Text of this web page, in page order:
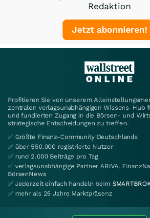
Redaktion
Jetzt abonnieren!
Profitieren Sie von unserem
zentralen verlagsunabhängigen Wissens-Hub
und fundierten Zugang in die Börsen- und
strategische Entscheidungen zu treffen.
✅ Größte Finanz-Community Deutschlands
✅ über 550.000 registrierte Nutzer
✅ rund 2.000 Beiträge pro Tag
✅ verlagsunabhängige Partner ARIVA,
BörsenNews
✅ Jederzeit einfach handeln beim
✅ mehr als 25 Jahre Marktpräsenz